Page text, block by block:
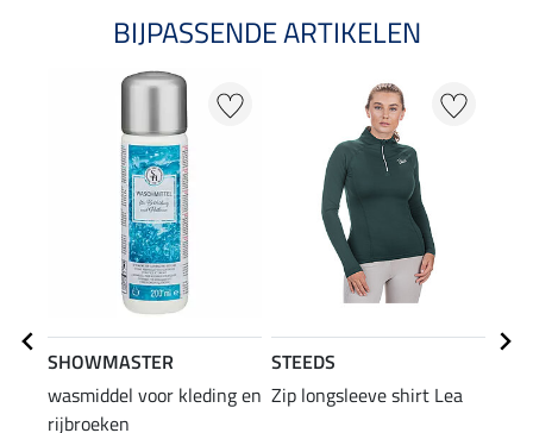
BIJPASSENDE ARTIKELEN
SHOWMASTER
wasmiddel voor kleding en
rijbroeken
STEEDS
Zip longsleeve shirt Lea